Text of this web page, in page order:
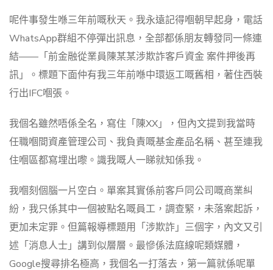
呢件事發生喺三年前嘅秋天。我永遠記得嗰朝早起身，電話
WhatsApp群組不停彈出訊息，全部都係朋友轉發同一條連
結——「前金融從業員陳某某涉欺詐客戶資金 案件押後再
訊」。標題下面仲有我三年前喺中環返工嘅舊相，著住西裝
行出IFC嗰張。
我個名雖然唔係全名，寫住「陳XX」，但內文提到我當時
任職嗰間資產管理公司、我負責嘅基金產品名稱、甚至連我
住嗰區都寫埋出嚟。識我嘅人一睇就知係我。
我嗰刻個腦一片空白。單案其實係前客戶同公司嘅商業糾
紛，我只係其中一個被點名嘅員工，調查緊，未落案起訴，
更加未定罪。但篇報導標題用「涉欺詐」三個字，內文又引
述「消息人士」講到似層層。最慘係法庭線呢類媒體，
Google搜尋排名極高，我個名一打落去，第一篇就係呢單